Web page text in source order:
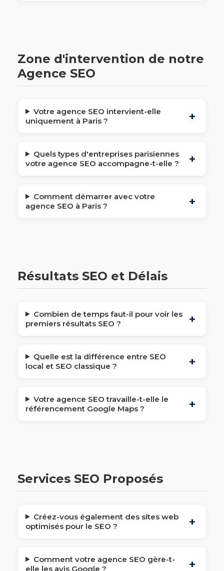
Zone d'intervention de notre
Agence SEO
Votre agence SEO intervient-elle
uniquement à Paris ?
Quels types d'entreprises parisiennes
votre agence SEO accompagne-t-elle ?
Comment démarrer avec votre
agence SEO à Paris ?
Résultats SEO et Délais
Combien de temps faut-il pour voir les
premiers résultats SEO ?
Quelle est la différence entre SEO
local et SEO classique ?
Votre agence SEO travaille-t-elle le
référencement Google Maps ?
Services SEO Proposés
Créez-vous également des sites web
optimisés pour le SEO ?
Comment votre agence SEO gère-t-
elle les avis Google ?